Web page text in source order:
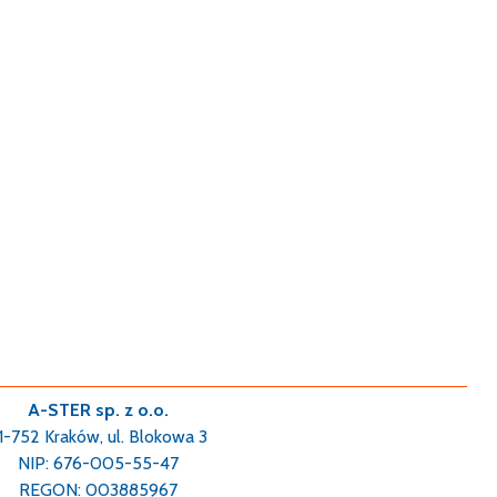
A-STER sp. z o.o.
752 Kraków, ul. Blokowa 3
NIP: 676-005-55-47
REGON: 003885967